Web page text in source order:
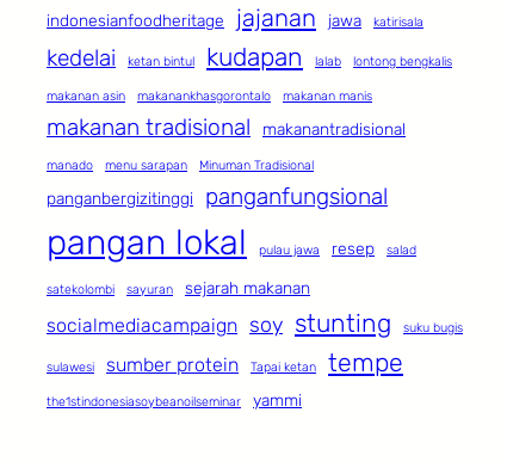
indonesianfoodheritage jajanan jawa katirisala
kedelai ketan bintul kudapan lalab lontong bengkalis
makanan asin makanankhasgorontalo makanan manis
makanan tradisional makanantradisional
manado menu sarapan Minuman Tradisional
panganbergizitinggi panganfungsional
pangan lokal pulau jawa resep salad
satekolombi sayuran sejarah makanan
socialmediacampaign soy stunting suku bugis
sulawesi sumber protein Tapai ketan tempe
the1stindonesiasoybeanoilseminar yammi